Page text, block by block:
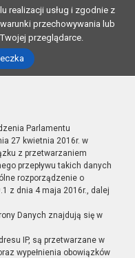
realizacji usług i zgodnie z
przechowywania lub
przeglądarce.
Parlamentu
27 kwietnia 2016r. w
z przetwarzaniem
przepływu takich danych
rozporządzenie o
z dnia 4 maja 2016r., dalej
Danych znajdują się w
IP, są przetwarzane w
wypełnienia obowiązków